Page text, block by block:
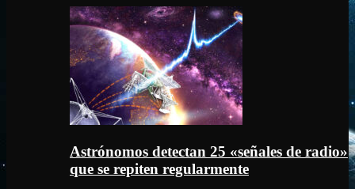
Astrónomos detectan 25 «señales de radio»
que se repiten regularmente